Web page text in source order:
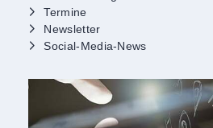
Termine
Newsletter
Social-Media-News